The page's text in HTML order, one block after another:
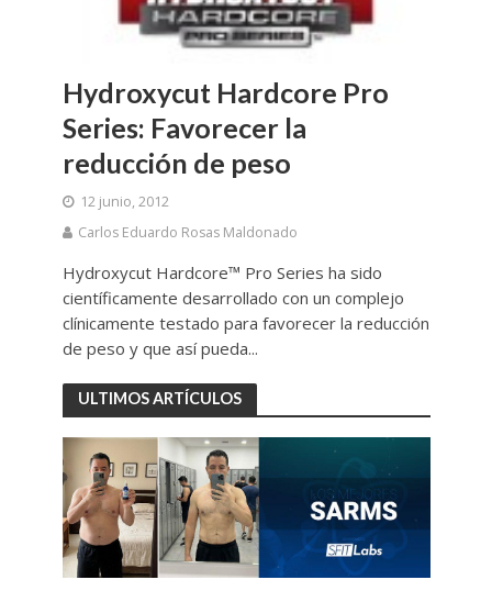
Hydroxycut Hardcore Pro
Series: Favorecer la
reducción de peso
12 junio, 2012
Carlos Eduardo Rosas Maldonado
Hydroxycut Hardcore™ Pro Series ha sido
científicamente desarrollado con un complejo
clínicamente testado para favorecer la reducción
de peso y que así pueda...
ULTIMOS ARTÍCULOS